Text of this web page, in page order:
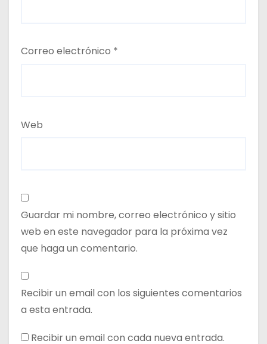
Correo electrónico *
Web
Guardar mi nombre, correo electrónico y sitio
web en este navegador para la próxima vez
que haga un comentario.
Recibir un email con los siguientes comentarios
a esta entrada.
Recibir un email con cada nueva entrada.